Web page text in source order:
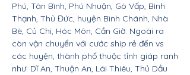
Phú, Tân Bình, Phú Nhuận, Gò Vấp, Bình
Thạnh, Thủ Đức, huyện Bình Chánh, Nhà
Bè, Củ Chi, Hóc Môn, Cần Giờ. Ngoài ra
còn vận chuyển với cước ship rẻ đến vs
các huyện, thành phố thuộc tỉnh giáp ranh
như: Dĩ An, Thuận An, Lái Thiêu, Thủ Dầu